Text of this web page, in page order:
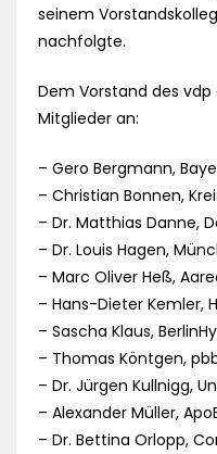
seinem
nachfolgte.
Dem Vorstand des
Mitglieder an:
– Gero Bergmann,
– Christian Bonnen,
– Dr. Matthias Danne,
– Dr. Louis Hagen,
– Marc Oliver Heß,
– Hans-Dieter Kemler,
– Sascha Klaus,
– Thomas Köntgen,
– Dr. Jürgen Kullnigg,
– Alexander Müller,
– Dr. Bettina Orlopp,